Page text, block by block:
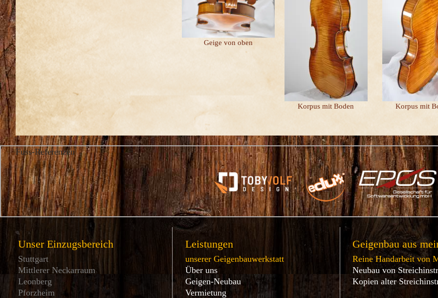
Geige von oben
Korpus mit Boden Korpus mit
Fuss-Referenzen
Unser Einzugsbereich
Stuttgart
Mittlerer Neckarraum
Leonberg
Pforzheim
Leistungen
unserer Geigenbauwerkstatt
Über uns
Geigen-Neubau
Vermietung
Geigenbau aus
Reine Handarbeit von
Neubau von
Kopien alter